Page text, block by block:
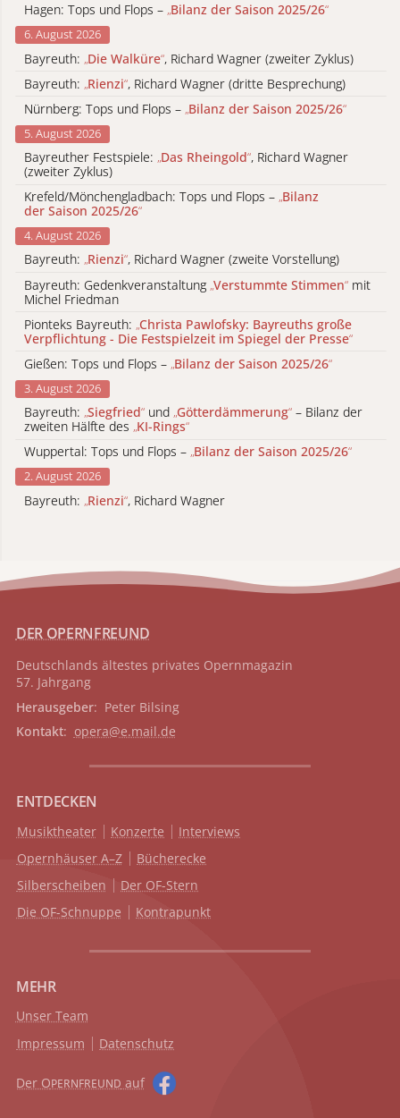
Hagen: Tops und Flops – „Bilanz der Saison 2025/26“
6. August 2026
Bayreuth: „Die Walküre“, Richard Wagner (zweiter Zyklus)
Bayreuth: „Rienzi“, Richard Wagner (dritte Besprechung)
Nürnberg: Tops und Flops – „Bilanz der Saison 2025/26“
5. August 2026
Bayreuther Festspiele: „Das Rheingold“, Richard Wagner
(zweiter Zyklus)
Krefeld/Mönchengladbach: Tops und Flops – „Bilanz
der Saison 2025/26“
4. August 2026
Bayreuth: „Rienzi“, Richard Wagner (zweite Vorstellung)
Bayreuth: Gedenkveranstaltung „Verstummte Stimmen“ mit
Michel Friedman
Pionteks Bayreuth: „Christa Pawlofsky: Bayreuths große
Verpflichtung - Die Festspielzeit im Spiegel der Presse“
Gießen: Tops und Flops – „Bilanz der Saison 2025/26“
3. August 2026
Bayreuth: „Siegfried“ und „Götterdämmerung“ – Bilanz der
zweiten Hälfte des „KI-Rings“
Wuppertal: Tops und Flops – „Bilanz der Saison 2025/26“
2. August 2026
Bayreuth: „Rienzi“, Richard Wagner
DER OPERNFREUND
Deutschlands ältestes privates Opernmagazin
57. Jahrgang
Herausgeber: Peter Bilsing
Kontakt: opera@e.mail.de
ENTDECKEN
Musiktheater Konzerte
Interviews
Opernhäuser A–Z
Bücherecke
Silberscheiben
Der OF-Stern
Die OF-Schnuppe
Kontrapunkt
MEHR
Unser Team
Impressum
Datenschutz
Der OPERNFREUND auf